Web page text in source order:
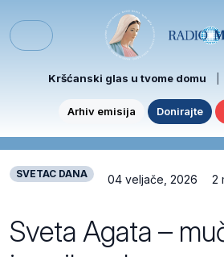
Menu
Kršćanski glas u tvome domu
Arhiv emisija Donirajte
SVETAC DANA 04 veljače, 2026 2
Sveta Agata –